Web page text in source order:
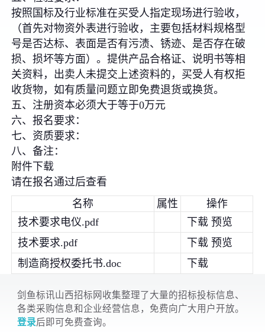
按照国标及行业标准在买受人指定现场进行验收，
（首先对物资外表进行验收，主要包括材料规格型
号是否达标、表面是否有污渍、锈迹、是否存在破
损、损坏等方面）。提供产品合格证、说明书等相
关资料，出卖人未提交上述资料的，买受人有权拒
收货物，如有质量问题立即免费退货或换货。
五、注册资本必须大于等于0万元
六、报名要求：
七、资质要求：
八、备注：
附件下载
请在报名通过后查看
名称
属性
操作
技术要求电仪.pdf
下载 预览
技术要求.pdf
下载 预览
制造商授权委托书.doc
下载
剑鱼标讯山西招标网收集整理了大量的招标投标信息、
各类采购信息和企业经营信息，免费向广大用户开放。
登录后即可免费查询。